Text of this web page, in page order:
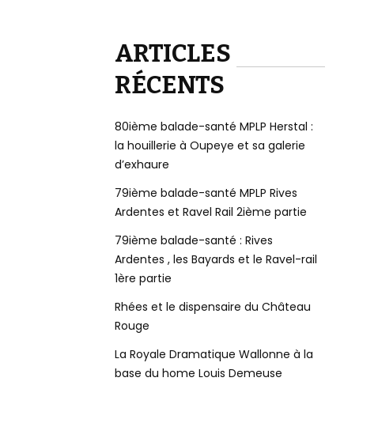
ARTICLES
RÉCENTS
80ième balade-santé MPLP Herstal :
la houillerie à Oupeye et sa galerie
d’exhaure
79ième balade-santé MPLP Rives
Ardentes et Ravel Rail 2ième partie
79ième balade-santé : Rives
Ardentes , les Bayards et le Ravel-rail
1ère partie
Rhées et le dispensaire du Château
Rouge
La Royale Dramatique Wallonne à la
base du home Louis Demeuse